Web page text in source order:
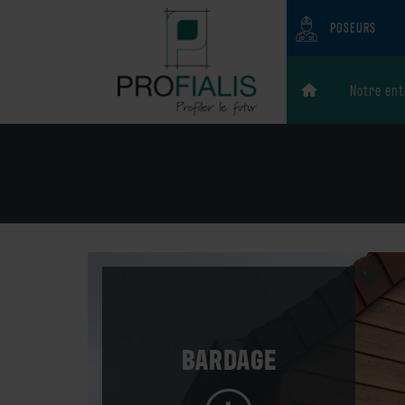
POSEURS
ASSEMBLEURS
Notre
Notre
BARDAGE